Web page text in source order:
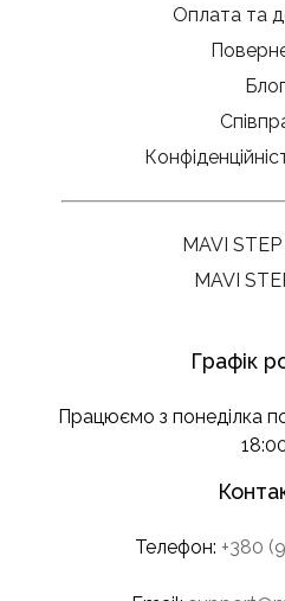
Оплата та
Блог
MAVI
MAVI
Графік
Працюємо з понеділка
Телефон: +380